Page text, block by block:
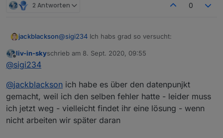
2 Antworten 0
jackblackson@sigi234 Ich habs grad so versucht:
var URL2, result;
schedule("* * * * *", function () {
URL2 = 'https://corona-ampel.gv.at/
require("request")(URL2, function
      console.log(result);
Offline
liv-in-skyschrieb am 8. Sept. 2020, 09:55
zuletzt editiert von
@sigi234
@jackblackson ich habe es über den datenpunjkt
gemacht, weil ich den selben fehler hatte - leider muss
ich jetzt weg - vielleicht findet ihr eine lösung - wenn
nicht arbeiten wir später daran